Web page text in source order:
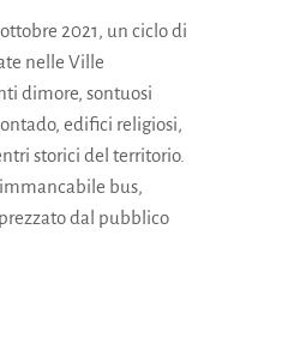
2021, un ciclo di
nelle Ville
dimore, sontuosi
edifici religiosi,
storici del territorio.
bus,
dal pubblico